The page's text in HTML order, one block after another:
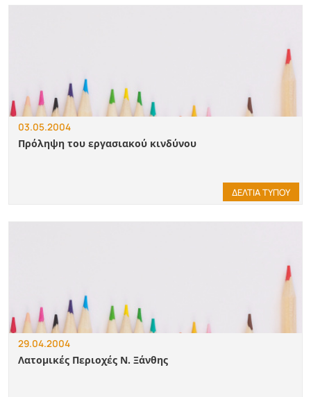
03.05.2004
Πρόληψη του εργασιακού κινδύνου
ΔΕΛΤΙΑ ΤΥΠΟΥ
29.04.2004
Λατομικές Περιοχές Ν. Ξάνθης